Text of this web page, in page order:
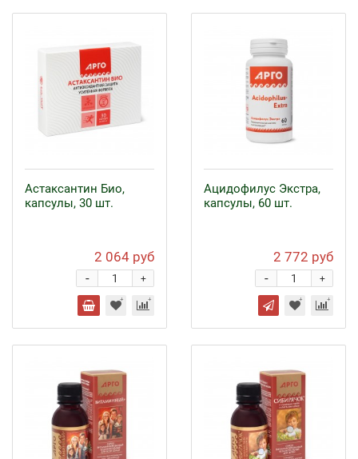
Астаксантин Био,
капсулы, 30 шт.
2 064 руб
+
-
Ацидофилус Экстра,
капсулы, 60 шт.
2 772 руб
+
-